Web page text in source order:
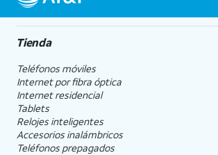
Tienda
Teléfonos móviles
Internet por fibra óptica
Internet residencial
Tablets
Relojes inteligentes
Accesorios inalámbricos
Teléfonos prepagados